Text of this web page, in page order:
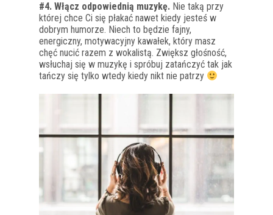
#4. Włącz odpowiednią muzykę. Nie taką przy
której chce Ci się płakać nawet kiedy jesteś w
dobrym humorze. Niech to będzie fajny,
energiczny, motywacyjny kawałek, który masz
chęć nucić razem z wokalistą. Zwiększ głośność,
wsłuchaj się w muzykę i spróbuj zatańczyć tak jak
tańczy się tylko wtedy kiedy nikt nie patrzy